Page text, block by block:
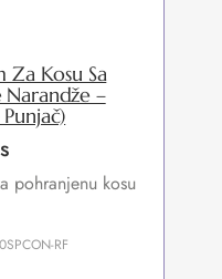
Za Kosu Sa
–
pohranjenu kosu
RF